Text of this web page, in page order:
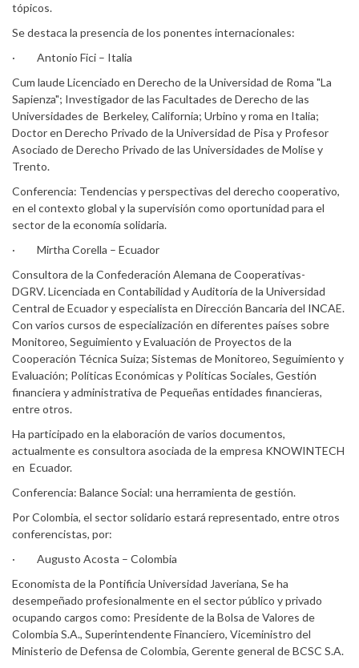
tópicos.
Se destaca la presencia de los ponentes internacionales:
· Antonio Fici – Italia
Cum laude Licenciado en Derecho de la Universidad de Roma "La
Sapienza"; Investigador de las Facultades de Derecho de las
Universidades de Berkeley, California; Urbino y roma en Italia;
Doctor en Derecho Privado de la Universidad de Pisa y Profesor
Asociado de Derecho Privado de las Universidades de Molise y
Trento.
Conferencia: Tendencias y perspectivas del derecho cooperativo,
en el contexto global y la supervisión como oportunidad para el
sector de la economía solidaria.
· Mirtha Corella – Ecuador
Consultora de la Confederación Alemana de Cooperativas-
DGRV. Licenciada en Contabilidad y Auditoría de la Universidad
Central de Ecuador y especialista en Dirección Bancaria del INCAE.
Con varios cursos de especialización en diferentes países sobre
Monitoreo, Seguimiento y Evaluación de Proyectos de la
Cooperación Técnica Suiza; Sistemas de Monitoreo, Seguimiento y
Evaluación; Políticas Económicas y Políticas Sociales, Gestión
financiera y administrativa de Pequeñas entidades financieras,
entre otros.
Ha participado en la elaboración de varios documentos,
actualmente es consultora asociada de la empresa KNOWINTECH
en Ecuador.
Conferencia: Balance Social: una herramienta de gestión.
Por Colombia, el sector solidario estará representado, entre otros
conferencistas, por:
· Augusto Acosta – Colombia
Economista de la Pontificia Universidad Javeriana, Se ha
desempeñado profesionalmente en el sector público y privado
ocupando cargos como: Presidente de la Bolsa de Valores de
Colombia S.A., Superintendente Financiero, Viceministro del
Ministerio de Defensa de Colombia, Gerente general de BCSC S.A.